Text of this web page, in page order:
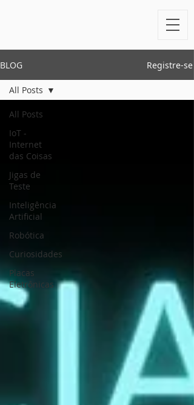
BLOG Registre-se
All Posts
IoT -
Internet
das Coisas
Jigas de
Teste
Inteligência
Artificial
Robótica
Curiosidades
Placas
Eletrônicas
All Posts